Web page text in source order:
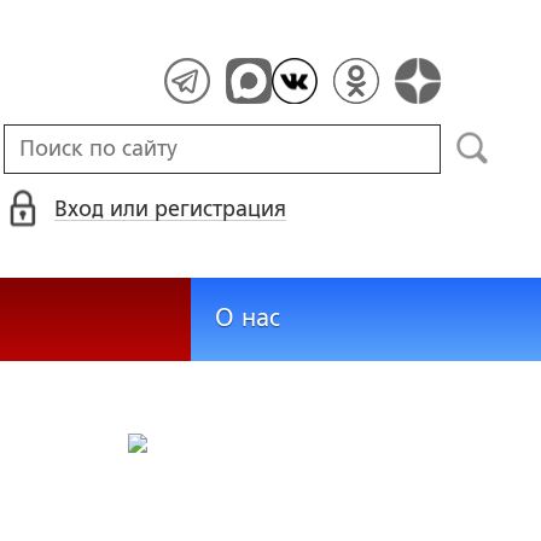
Вход или регистрация
О нас